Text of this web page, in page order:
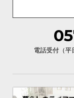
電話受付（平